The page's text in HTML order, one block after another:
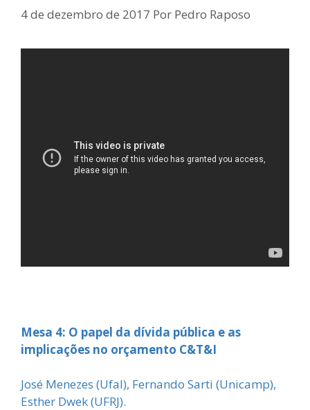
4 de dezembro de 2017 Por Pedro Raposo
Mesa 4: O papel da dívida pública e as
implicações no orçamento C&T&I
José Menezes (Ufal), Fernando Sarti (Unicamp),
Esther Dwek (UFRJ).